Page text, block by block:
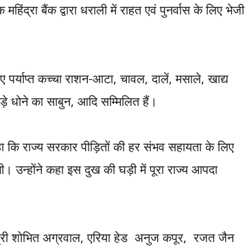
बैंक द्वारा धराली में राहत एवं पुनर्वास के लिए भेजी
कच्चा राशन-आटा, चावल, दालें, मसाले, खाद्य
का साबुन, आदि सम्मिलित हैं।
राज्य सरकार पीड़ितों की हर संभव सहायता के लिए
उन्होंने कहा इस दुख की घड़ी में पूरा राज्य आपदा
शोभित अग्रवाल, एरिया हेड अनुज कपूर, रजत जैन